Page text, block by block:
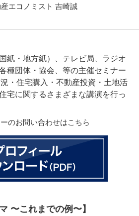
紙・地方紙）、テレビ局、ラジオ
種団体・協会、等の主催セミナー
・住宅購入・不動産投資・土地活
宅に関するさまざまな講演を行っ
〜これまでの例〜】